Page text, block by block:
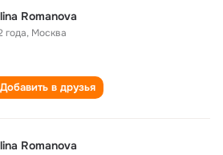
Romanova
года, Москва
Добавить в друзья
Romanova